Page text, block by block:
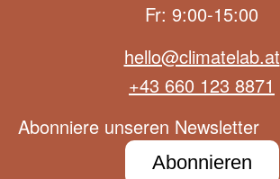
Fr: 9:00-15:00
hello@climatelab.at
+43 660 123 8871
Abonniere unseren Newsletter
Abonnieren